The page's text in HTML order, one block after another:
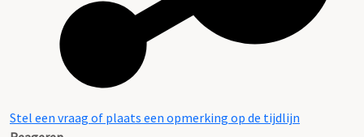
Stel een vraag of plaats een opmerking op de tijdlijn